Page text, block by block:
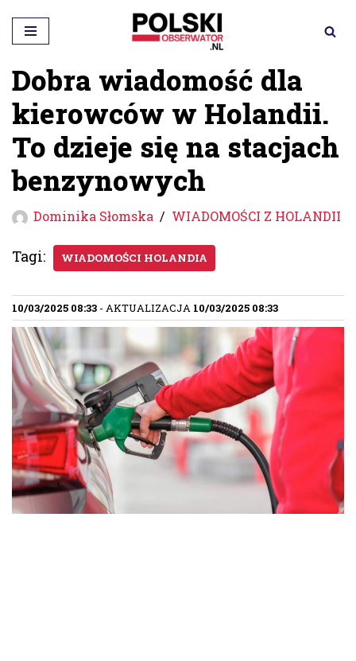
Przejdź
do
treści
Dobra wiadomość dla
kierowców w Holandii.
To dzieje się na stacjach
benzynowych
Dominika Słomska WIADOMOŚCI Z HOLANDII
Tagi: WIADOMOŚCI HOLANDIA
10/03/2025 08:33 - AKTUALIZACJA 10/03/2025 08:33